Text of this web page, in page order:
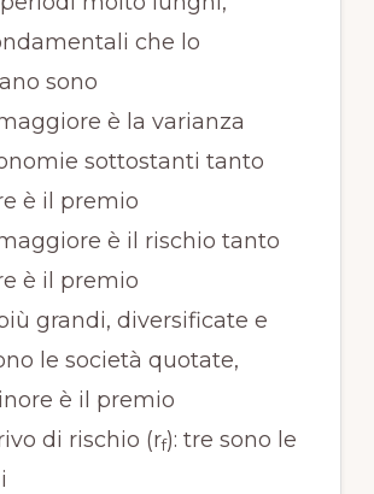
che lo
sono
è la varianza
sottostanti tanto
è il premio
è il rischio tanto
è il premio
grandi, diversificate e
le società quotate,
è il premio
di rischio (rf): tre sono le